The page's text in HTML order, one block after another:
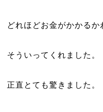
どれほどお金がかかるか
そういってくれました。
正直とても驚きました。